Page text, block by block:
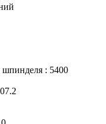
шпинделя : 5400